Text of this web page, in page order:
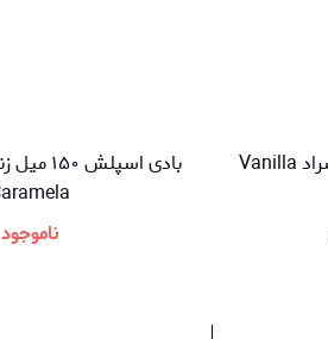
بادی اسپلش ۱۵۰ میل زنانه سراد Vanilla
ناموجود